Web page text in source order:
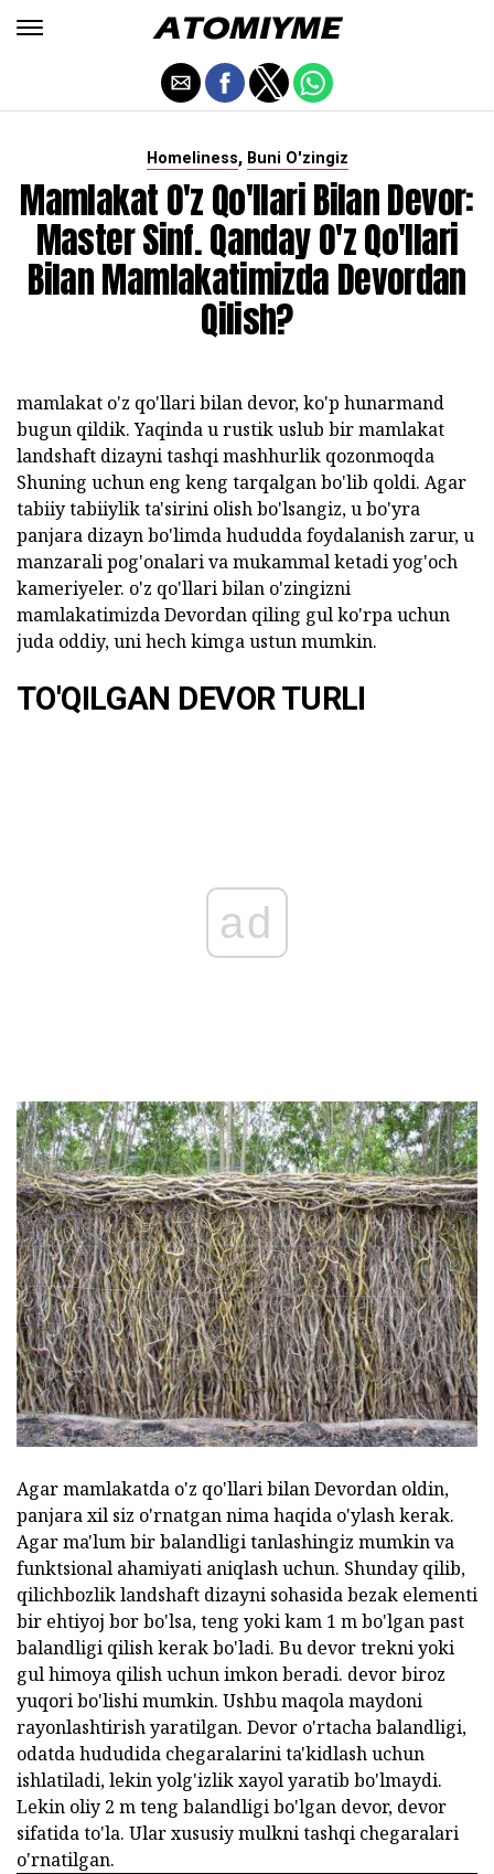
Homeliness, Buni O'zingiz
Mamlakat O'z Qo'llari Bilan Devor:
Master Sinf. Qanday O'z Qo'llari
Bilan Mamlakatimizda Devordan
Qilish?
mamlakat o'z qo'llari bilan devor, ko'p hunarmand
bugun qildik. Yaqinda u rustik uslub bir mamlakat
landshaft dizayni tashqi mashhurlik qozonmoqda
Shuning uchun eng keng tarqalgan bo'lib qoldi. Agar
tabiiy tabiiylik ta'sirini olish bo'lsangiz, u bo'yra
panjara dizayn bo'limda hududda foydalanish zarur, u
manzarali pog'onalari va mukammal ketadi yog'och
kameriyeler. o'z qo'llari bilan o'zingizni
mamlakatimizda Devordan qiling gul ko'rpa uchun
juda oddiy, uni hech kimga ustun mumkin.
TO'QILGAN DEVOR TURLI
ad
Agar mamlakatda o'z qo'llari bilan Devordan oldin,
panjara xil siz o'rnatgan nima haqida o'ylash kerak.
Agar ma'lum bir balandligi tanlashingiz mumkin va
funktsional ahamiyati aniqlash uchun. Shunday qilib,
qilichbozlik landshaft dizayni sohasida bezak elementi
bir ehtiyoj bor bo'lsa, teng yoki kam 1 m bo'lgan past
balandligi qilish kerak bo'ladi. Bu devor trekni yoki
gul himoya qilish uchun imkon beradi. devor biroz
yuqori bo'lishi mumkin. Ushbu maqola maydoni
rayonlashtirish yaratilgan. Devor o'rtacha balandligi,
odatda hududida chegaralarini ta'kidlash uchun
ishlatiladi, lekin yolg'izlik xayol yaratib bo'lmaydi.
Lekin oliy 2 m teng balandligi bo'lgan devor, devor
sifatida to'la. Ular xususiy mulkni tashqi chegaralari
o'rnatilgan.